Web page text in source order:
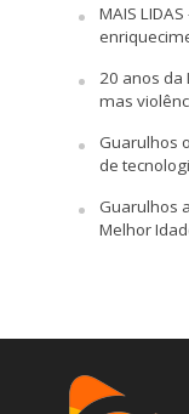
MAIS
20 anos da
mas
Guarulhos
de
Guarulhos
Melhor